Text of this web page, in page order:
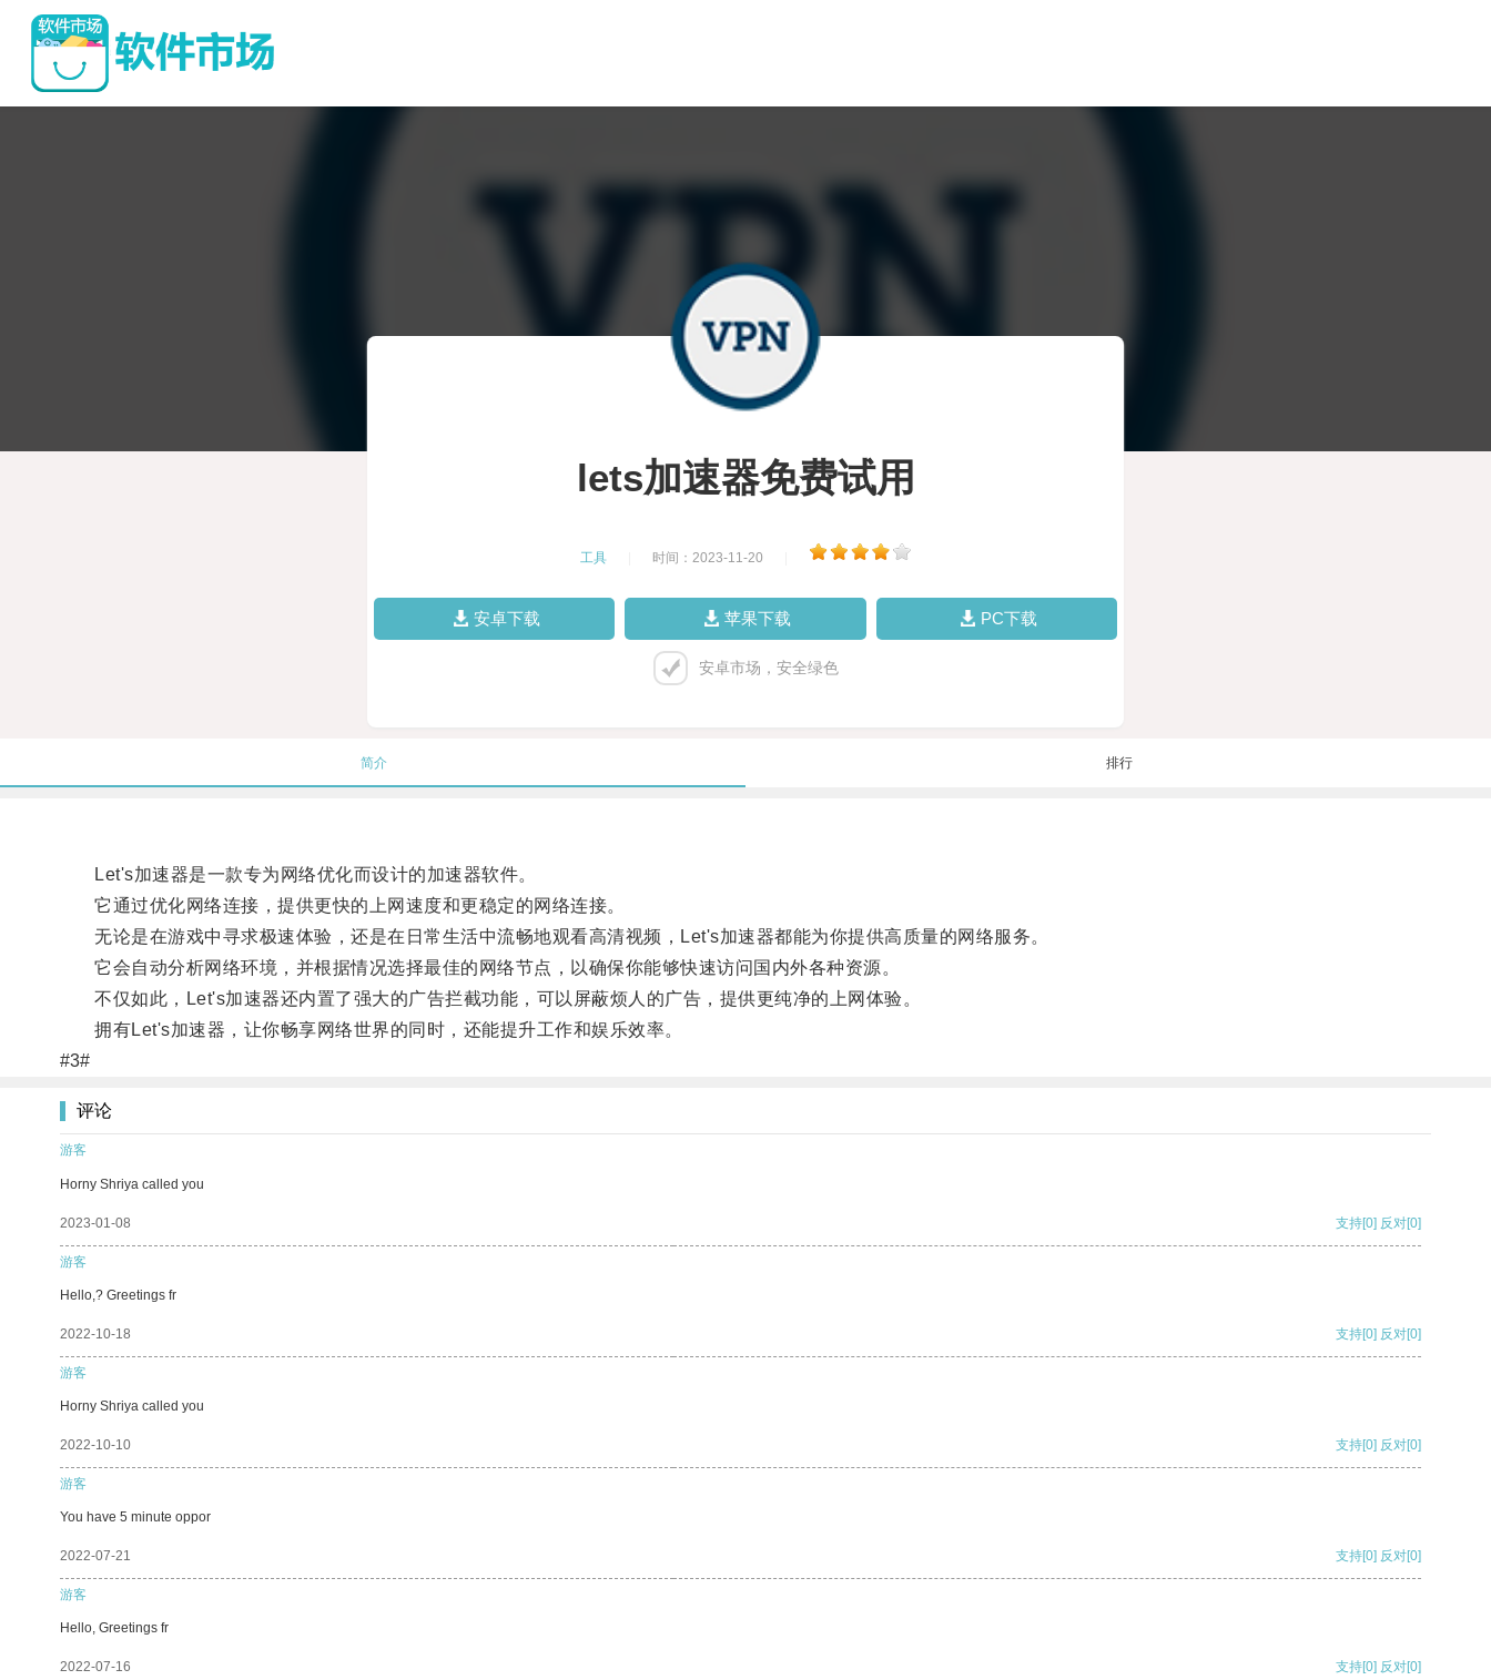
lets加速器免费试用
工具 时间：2023-11-20
安卓下载 苹果下载 PC下载
安卓市场，安全绿色
简介 排行
Let's加速器是一款专为网络优化而设计的加速器软件。
它通过优化网络连接，提供更快的上网速度和更稳定的网络连接。
无论是在游戏中寻求极速体验，还是在日常生活中流畅地观看高清视频，Let's加速器都能为你提供高质量的网络服务。
它会自动分析网络环境，并根据情况选择最佳的网络节点，以确保你能够快速访问国内外各种资源。
不仅如此，Let's加速器还内置了强大的广告拦截功能，可以屏蔽烦人的广告，提供更纯净的上网体验。
拥有Let's加速器，让你畅享网络世界的同时，还能提升工作和娱乐效率。
#3#
评论
游客
Horny Shriya called you
2023-01-08 支持[0] 反对[0]
游客
Hello,? Greetings fr
2022-10-18 支持[0] 反对[0]
游客
Horny Shriya called you
2022-10-10 支持[0] 反对[0]
游客
You have 5 minute oppor
2022-07-21 支持[0] 反对[0]
游客
Hello, Greetings fr
2022-07-16 支持[0] 反对[0]